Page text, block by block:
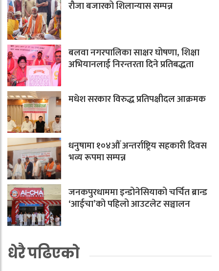
रौजा बजारको शिलान्यास सम्पन्न
बलवा नगरपालिका साक्षर घोषणा, शिक्षा
अभियानलाई निरन्तरता दिने प्रतिबद्धता
मधेश सरकार विरुद्ध प्रतिपक्षीदल आक्रमक
धनुषामा १०४औँ अन्तर्राष्ट्रिय सहकारी दिवस
भव्य रूपमा सम्पन्न
जनकपुरधाममा इन्डोनेसियाको चर्चित ब्रान्ड
‘आईचा’को पहिलो आउटलेट सञ्चालन
धेरै पढिएको